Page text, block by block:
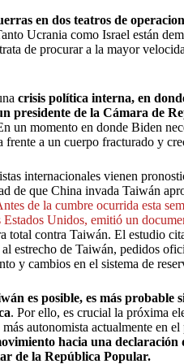
en dos teatros de
Ucrania como Israel están
de procurar a la mayor
crisis política interna, en
presidente de la Cámara de
un momento en donde Biden
a un cuerpo fracturado y
internacionales vienen
de que China invada Taiwán
de la cumbre ocurrida esta
Unidos, emitió un
total contra Taiwán. El estudio
estrecho de Taiwán, pedidos
y cambios en el sistema de
es posible, es más probable
. Por ello, es crucial la próxima
autonomista actualmente en
hacia una declaración
de la República Popular.